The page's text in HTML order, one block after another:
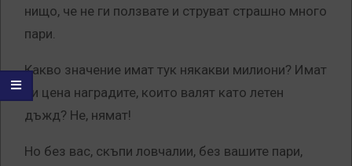
нищо, че не ги ползвате и струват страшно много
пари.
Какво значение имат тук някакви милиони? Имат
ли цена наградите, които валят като летен
дъжд? Не, нямат!
Но без вас, скъпи ловчалии, без вашите пари,